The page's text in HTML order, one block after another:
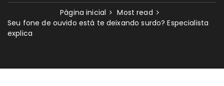
Página inicial
Most read
Seu fone de ouvido está te deixando surdo? Especialista
explica